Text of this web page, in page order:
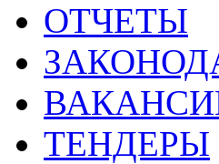
ОТЧЕТЫ
ТЕНДЕРЫ